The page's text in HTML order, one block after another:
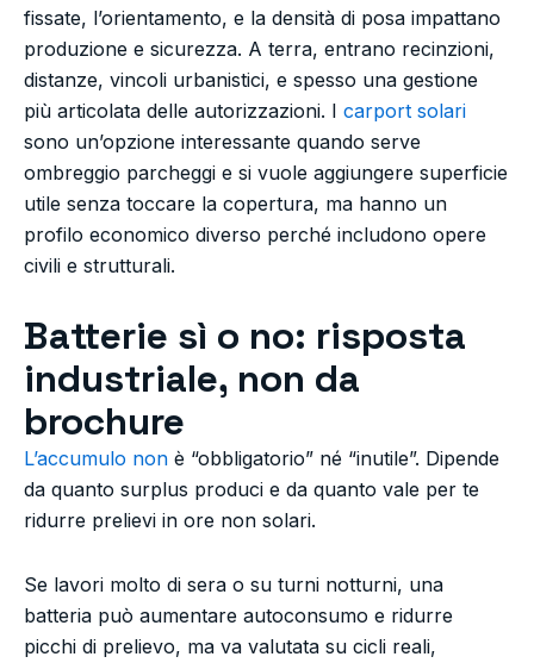
fissate, l’orientamento, e la densità di posa impattano
produzione e sicurezza. A terra, entrano recinzioni,
distanze, vincoli urbanistici, e spesso una gestione
più articolata delle autorizzazioni. I carport solari
sono un’opzione interessante quando serve
ombreggio parcheggi e si vuole aggiungere superficie
utile senza toccare la copertura, ma hanno un
profilo economico diverso perché includono opere
civili e strutturali.
Batterie sì o no: risposta
industriale, non da
brochure
L’accumulo non è “obbligatorio” né “inutile”. Dipende
da quanto surplus produci e da quanto vale per te
ridurre prelievi in ore non solari.
Se lavori molto di sera o su turni notturni, una
batteria può aumentare autoconsumo e ridurre
picchi di prelievo, ma va valutata su cicli reali,